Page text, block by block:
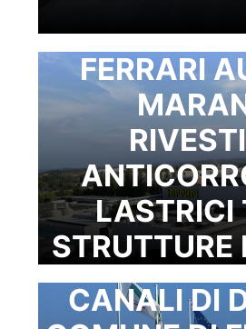
FERRARI
LASTRICI
STRUTTURE
CANALI DI